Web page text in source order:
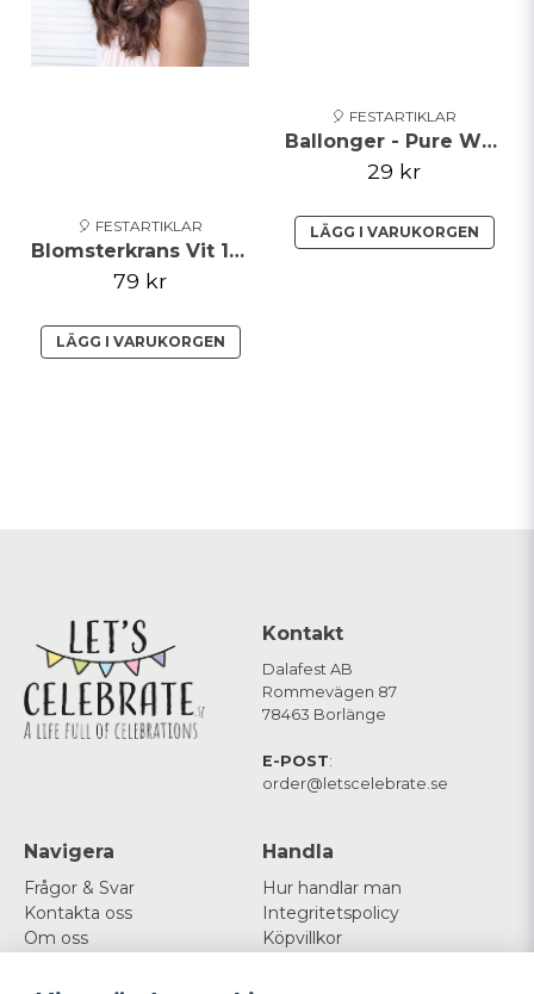
🎈 FESTARTIKLAR
Blomsterkrans Vit 17cm
79 kr
LÄGG I VARUKORGEN
🎈 FESTARTIKLAR
Ballonger - Pure White
29 kr
LÄGG I VARUKORGEN
Kontakt
Dalafest AB
Rommevägen 87
78463 Borlänge
E-POST:
order@letscelebrate.se
Navigera
Frågor & Svar
Kontakta oss
Om oss
Handla
Hur handlar man
Integritetspolicy
Köpvillkor